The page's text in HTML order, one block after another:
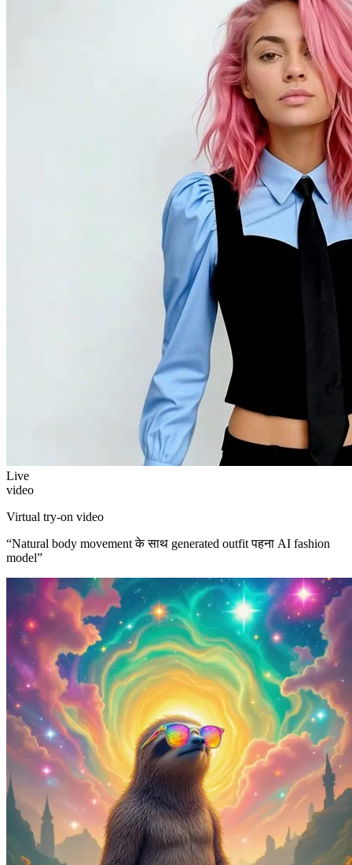
Live
video
Virtual try-on video
“Natural body movement के साथ generated outfit पहना AI fashion
model”